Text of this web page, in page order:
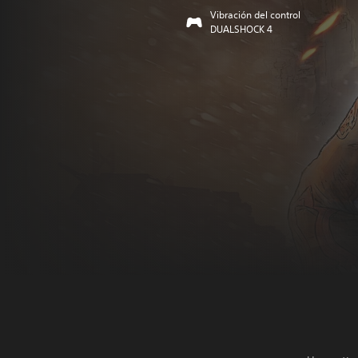
Vibración del control
DUALSHOCK 4